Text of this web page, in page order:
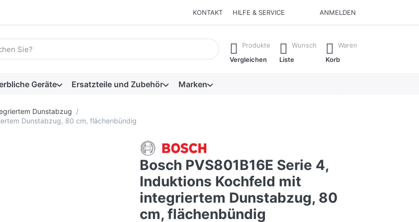
KONTAKT HILFE & SERVICE ANMELDEN
ein. Während Sie tippen, erscheinen automatisch erste Ergebnisse. Drücken Sie die Eingabetaste, um alle
Produkte
Vergleichen
Wunsch
Liste
Waren
Korb
Geräte Ersatzteile und Zubehör Marken
Dunstabzug
Dunstabzug, 80 cm, flächenbündig
Bosch PVS801B16E Serie 4,
Induktions Kochfeld mit
integriertem Dunstabzug, 80
cm, flächenbündig